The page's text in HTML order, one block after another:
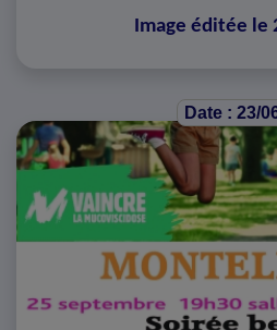
Image éditée le
Date : 23/